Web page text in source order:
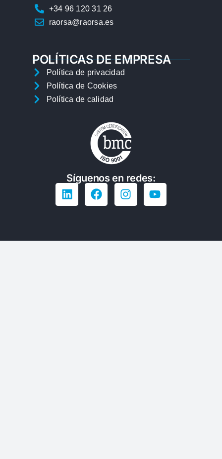
+34 96 120 31 26
raorsa@raorsa.es
POLÍTICAS DE EMPRESA
Política de privacidad
Política de Cookies
Política de calidad
Síguenos en redes: